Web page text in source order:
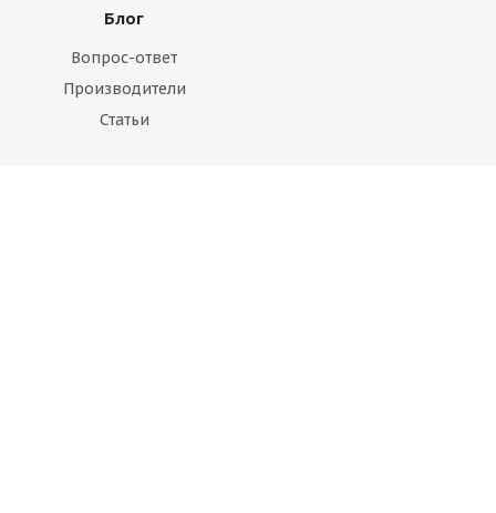
Блог
Вопрос-ответ
Производители
Статьи